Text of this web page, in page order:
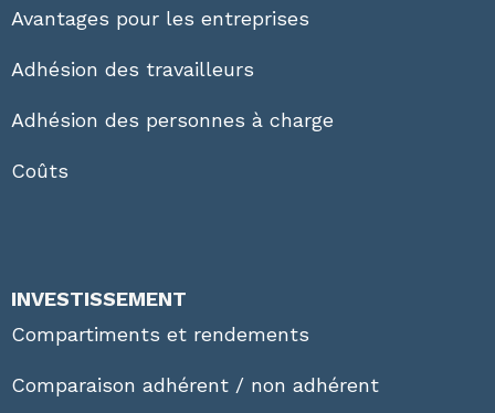
Avantages pour les entreprises
Adhésion des travailleurs
Adhésion des personnes à charge
Coûts
INVESTISSEMENT
Compartiments et rendements
Comparaison adhérent / non adhérent